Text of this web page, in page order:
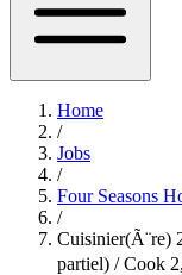
Home
/
Jobs
/
Four Seasons
/
Cuisinier(Ã¨re)
partiel) / Cook